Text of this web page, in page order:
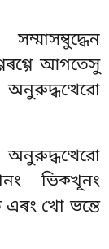
সম্মাসম্বুদ্ধেন
আগতেসু
অনুরুদ্ধত্থেরো
ভিক্খূনং
এৰং খো ভন্তে